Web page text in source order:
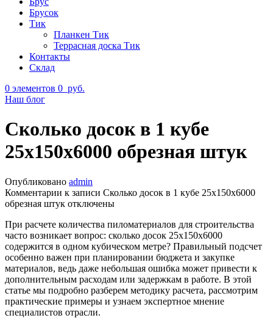
Брусок
Тик
Планкен Тик
Террасная доска Тик
Контакты
Склад
0 элементов 0 руб.
Наш блог
Сколько досок в 1 кубе
25х150х6000 обрезная штук
Опубликовано admin
Комментарии к записи Сколько досок в 1 кубе 25х150х6000
обрезная штук отключены
При расчете количества пиломатериалов для строительства
часто возникает вопрос: сколько досок 25х150х6000
содержится в одном кубическом метре? Правильный подсчет
особенно важен при планировании бюджета и закупке
материалов, ведь даже небольшая ошибка может привести к
дополнительным расходам или задержкам в работе. В этой
статье мы подробно разберем методику расчета, рассмотрим
практические примеры и узнаем экспертное мнение
специалистов отрасли.